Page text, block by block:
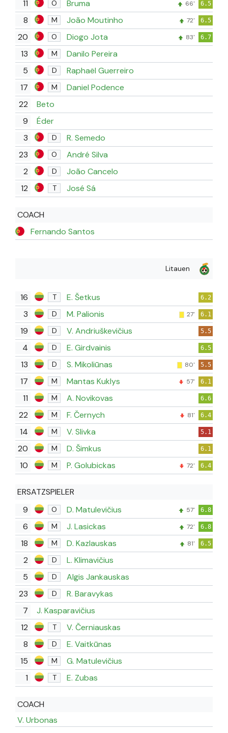
11 O Bruma 66' 6.5
8 M João Moutinho 72' 6.5
20 O Diogo Jota 83' 6.7
13 M
Danilo Pereira
5
D
Raphaël Guerreiro
17
M
Daniel Podence
22
Beto
9
Éder
3
D
R. Semedo
23
O
André Silva
2
D
João Cancelo
12
T José Sá
COACH
Fernando Santos
Litauen
16 T E. Šetkus 6.2
3 D M. Palionis 27' 6.1
19 D V. Andriuškevičius 5.5
4 D E. Girdvainis 6.5
13 D S. Mikoliūnas 80' 5.5
17 M Mantas Kuklys 57' 6.1
11 M A. Novikovas 6.6
22 M F. Černych 81' 6.4
14 M V. Slivka 5.1
20 M D. Šimkus 6.1
10 M P. Golubickas 72' 6.4
ERSATZSPIELER
9
O D. Matulevičius 57' 6.8
6 M J. Lasickas 72' 6.8
18 M D. Kazlauskas 81' 6.5
2 D
L. Klimavičius
5
D
Algis Jankauskas
23
D
R. Baravykas
7
J. Kasparavičius
12
T
V. Černiauskas
8
D
E. Vaitkūnas
15
M
G. Matulevičius
1
T E. Zubas
COACH
V. Urbonas